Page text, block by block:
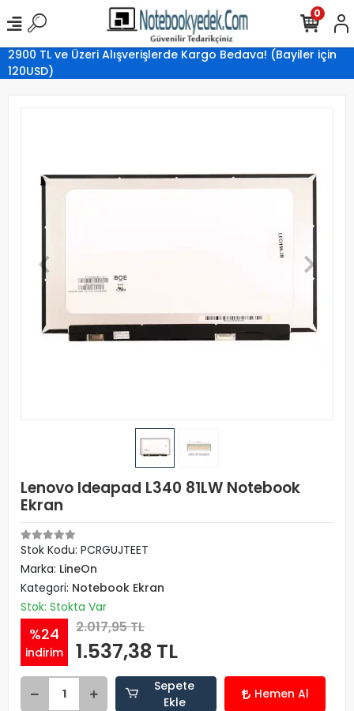
2900 TL ve Üzeri Alışverişlerde Kargo Bedava! (Bayiler için
120USD)
0
Lenovo Ideapad L340 81LW Notebook
Ekran
Stok Kodu: PCRGUJTEET
Marka: LineOn
Kategori: Notebook Ekran
Stok: Stokta Var
%24
indirim
2.017,95 TL
1.537,38 TL
Sepete
Ekle
Hemen Al